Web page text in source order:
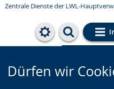
Zentrale Dienste der LWL-
Cookie-
Dürfen wir